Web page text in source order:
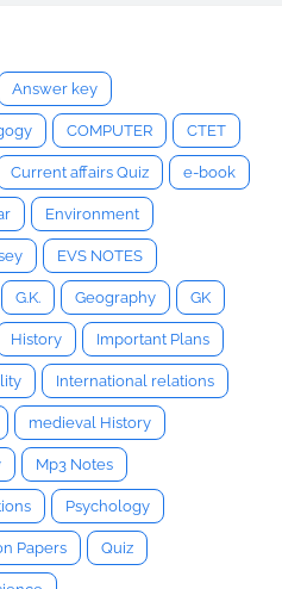
Answer key
COMPUTER CTET
Current affairs Quiz e-book
Environment
EVS NOTES
G.K. Geography GK
History Important Plans
International relations
medieval History
Mp3 Notes
Psychology
Papers Quiz